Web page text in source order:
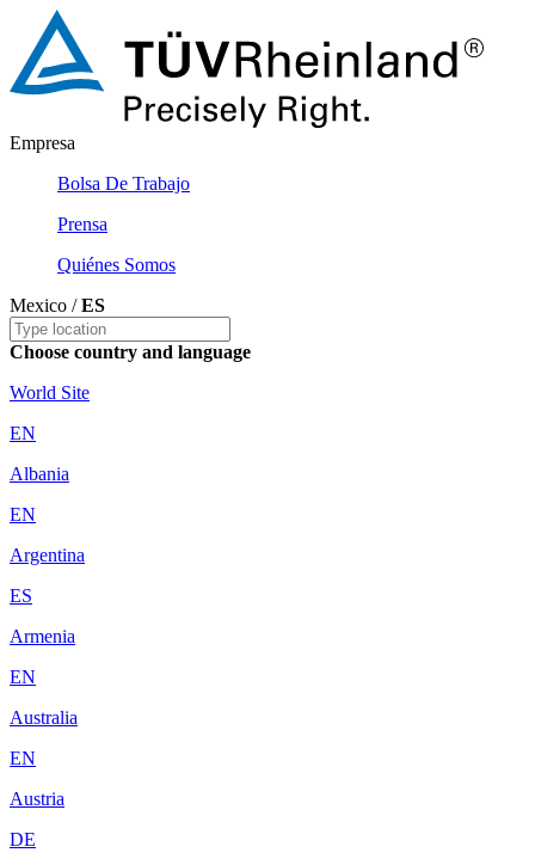
Empresa
Bolsa De Trabajo
Prensa
Quiénes Somos
Mexico /ES
Choose country and language
World Site
EN
Albania
EN
Argentina
ES
Armenia
EN
Australia
EN
Austria
DE